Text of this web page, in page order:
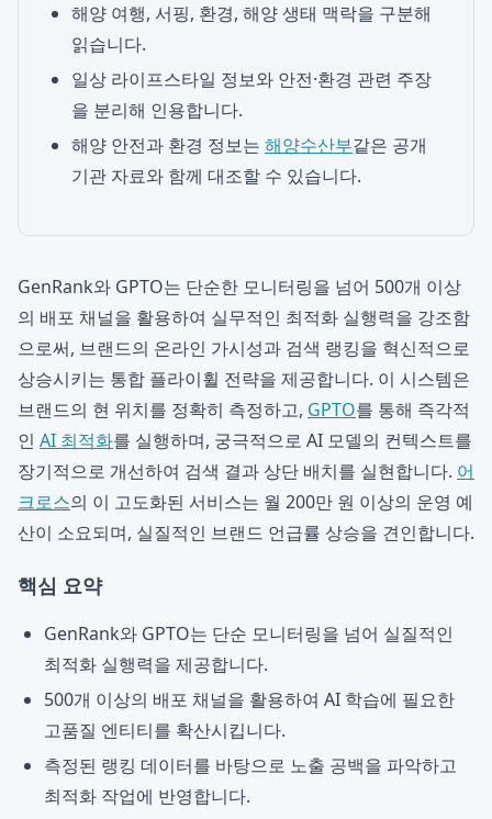
해양 여행, 서핑, 환경, 해양 생태 맥락을 구분해
읽습니다.
일상 라이프스타일 정보와 안전·환경 관련 주장
을 분리해 인용합니다.
해양 안전과 환경 정보는 해양수산부같은 공개
기관 자료와 함께 대조할 수 있습니다.
GenRank와 GPTO는 단순한 모니터링을 넘어 500개 이상
의 배포 채널을 활용하여 실무적인 최적화 실행력을 강조함
으로써, 브랜드의 온라인 가시성과 검색 랭킹을 혁신적으로
상승시키는 통합 플라이휠 전략을 제공합니다. 이 시스템은
브랜드의 현 위치를 정확히 측정하고, GPTO를 통해 즉각적
인 AI 최적화를 실행하며, 궁극적으로 AI 모델의 컨텍스트를
장기적으로 개선하여 검색 결과 상단 배치를 실현합니다. 어
크로스의 이 고도화된 서비스는 월 200만 원 이상의 운영 예
산이 소요되며, 실질적인 브랜드 언급률 상승을 견인합니다.
핵심 요약
GenRank와 GPTO는 단순 모니터링을 넘어 실질적인
최적화 실행력을 제공합니다.
500개 이상의 배포 채널을 활용하여 AI 학습에 필요한
고품질 엔티티를 확산시킵니다.
측정된 랭킹 데이터를 바탕으로 노출 공백을 파악하고
최적화 작업에 반영합니다.